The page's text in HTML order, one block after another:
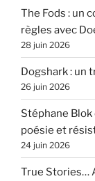
The Fods : un
règles avec
28 juin 2026
Dogshark : un
26 juin 2026
Stéphane
poésie et
24 juin 2026
True Stories…